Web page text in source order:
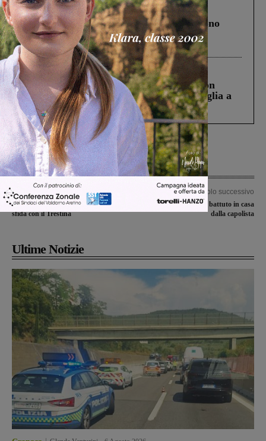
Cronaca 4 Agosto 2026
Un anno fa la strage in A1 in cui morirono
Gianni, Giulia e Franco. Lo schianto, il
processo, lo stop ai sorpassi fra tir....
Cronaca 3 Agosto 2026
Scomparso da una struttura di Castiglion
Fiorentino l’uomo che aveva ucciso la figlia a
Levane nel 2020
Articolo precedente
La Sangiovannese anticipa a sabato la
sfida con il Trestina
Articolo successivo
Il Valdarninsieme battuto in casa
dalla capolista
Ultime Notizie